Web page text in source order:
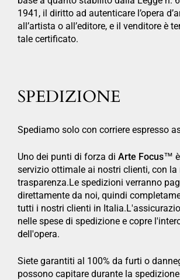
1941, il diritto ad autenticare l’opera
all’artista o all’editore, e il venditore è
tale certificato.
SPEDIZIONE
Spediamo solo con corriere espresso
Uno dei punti di forza di Arte Focus™
servizio ottimale ai nostri clienti, con la
trasparenza.Le spedizioni verranno
direttamente da noi, quindi
tutti i nostri clienti in
nelle spese di spedizione e copre
dell'opera.
Siete garantiti al 100% da furti o
possono capitare durante la